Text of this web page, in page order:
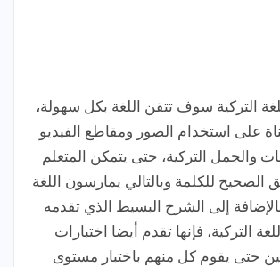
التركية سوف تتقن اللغة بكل سهولة،
على استخدام الصور ومقاطع الفيديو
والجمل التركية، حتى يتمكن المتعلم
للكلمة وبالتالي يمارسون اللغة
إلى الشرح البسيط الذي تقدمه
التركية، فإنها تقدم أيضا اختبارات
حتى يقوم كل منهم باختبار مستوى